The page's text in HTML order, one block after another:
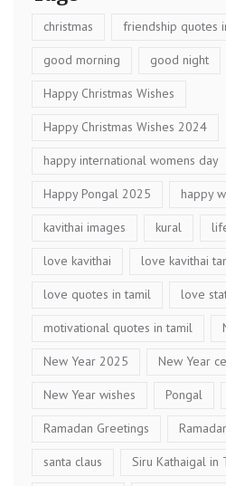
christmas friendship quotes
good morning good night
Happy Christmas Wishes
Happy Christmas Wishes 2024
happy international womens day
Happy Pongal 2025 happy
kavithai images kural
love kavithai love kavithai
love quotes in tamil love
motivational quotes in tamil
New Year 2025 New Year
New Year wishes Pongal
Ramadan Greetings
santa claus Siru Kathaigal in